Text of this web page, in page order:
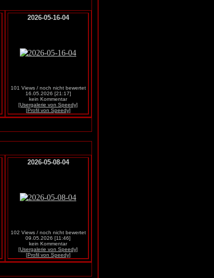
2026-05-16-04
101 Views / noch nicht bewertet
16.05.2026 [21:17]
kein Kommentar
[Usergalerie von Speedy]
[Profil von Speedy]
2026-05-08-04
102 Views / noch nicht bewertet
09.05.2026 [11:46]
kein Kommentar
[Usergalerie von Speedy]
[Profil von Speedy]